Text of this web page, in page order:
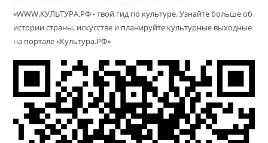
«WWW.КУЛЬТУРА.РФ - твой гид по культуре. Узнайте больше об
истории страны, искусстве и планируйте культурные выходные
на портале «Культура.РФ»